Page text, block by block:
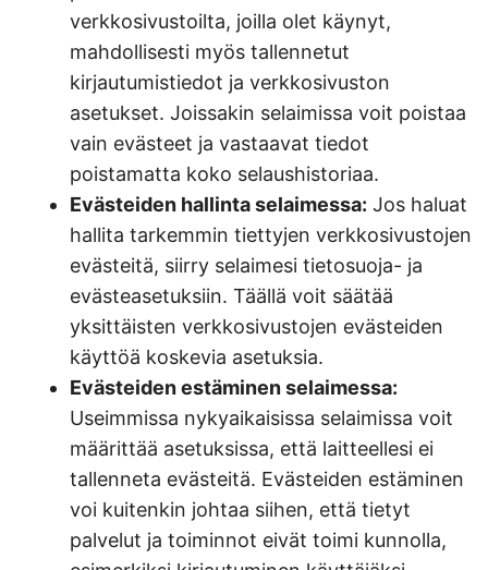
verkkosivustoilta, joilla olet käynyt,
mahdollisesti myös tallennetut
kirjautumistiedot ja verkkosivuston
asetukset. Joissakin selaimissa voit poistaa
vain evästeet ja vastaavat tiedot
poistamatta koko selaushistoriaa.
Evästeiden hallinta selaimessa: Jos haluat
hallita tarkemmin tiettyjen verkkosivustojen
evästeitä, siirry selaimesi tietosuoja- ja
evästeasetuksiin. Täällä voit säätää
yksittäisten verkkosivustojen evästeiden
käyttöä koskevia asetuksia.
Evästeiden estäminen selaimessa:
Useimmissa nykyaikaisissa selaimissa voit
määrittää asetuksissa, että laitteellesi ei
tallenneta evästeitä. Evästeiden estäminen
voi kuitenkin johtaa siihen, että tietyt
palvelut ja toiminnot eivät toimi kunnolla,